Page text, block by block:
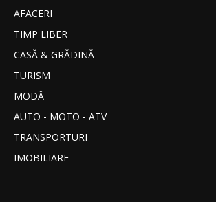
AFACERI
TIMP LIBER
CASĂ & GRĂDINĂ
TURISM
MODĂ
AUTO - MOTO - ATV
TRANSPORTURI
IMOBILIARE